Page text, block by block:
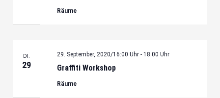
Räume
DI.
29 Graffiti Workshop
29. September, 2020/16:00 Uhr- 18:00 Uhr
Räume